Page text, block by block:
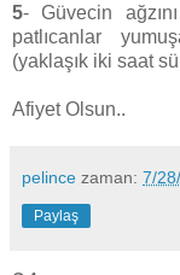
5- Güvecin
patlıcanlar
(yaklaşık iki saat
Afiyet Olsun..
pelince zaman: 7/
Paylaş